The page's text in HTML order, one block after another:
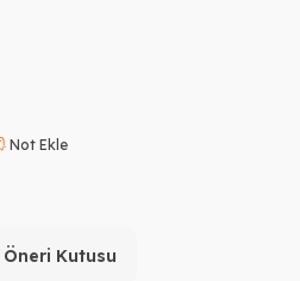
Not Ekle
Öneri Kutusu